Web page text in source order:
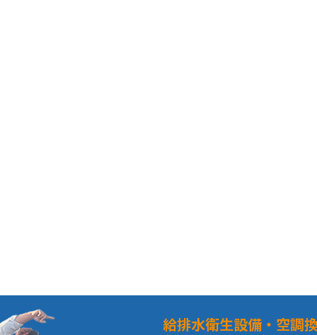
給排水衛生設備・空調